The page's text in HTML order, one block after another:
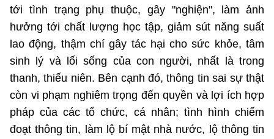
tới tình trạng phụ thuộc, gây "nghiện", làm ảnh
hưởng tới chất lượng học tập, giảm sút năng suất
lao động, thậm chí gây tác hại cho sức khỏe, tâm
sinh lý và lối sống của con người, nhất là trong
thanh, thiếu niên. Bên cạnh đó, thông tin sai sự thật
còn vi phạm nghiêm trọng đến quyền và lợi ích hợp
pháp của các tổ chức, cá nhân; tình hình chiếm
đoạt thông tin, làm lộ bí mật nhà nước, lộ thông tin